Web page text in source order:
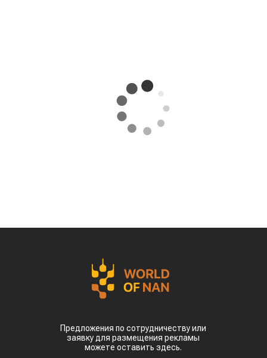
Предложения по сотрудничеству или
заявку для размещения рекламы
можете оставить здесь.